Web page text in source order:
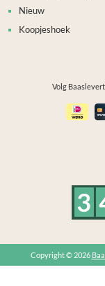
Nieuw
Koopjeshoek
Volg
3
Copyright © 2026